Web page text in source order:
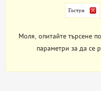
Гостун
Моля, опитайте търсене
параметри за да се